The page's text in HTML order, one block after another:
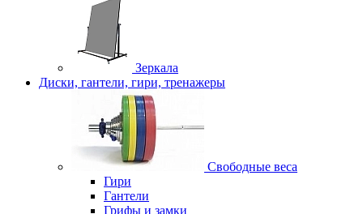
Зеркала
Диски, гантели, гири, тренажеры
Свободные веса
Гири
Гантели
Грифы и замки